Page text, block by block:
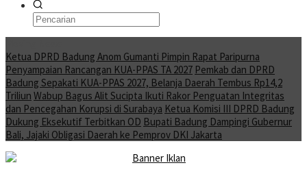
Ketua DPRD Badung Anom Gumanti Pimpin Rapat Paripurna
Penyampaian Rancangan KUA-PPAS TA 2027 Pemkab dan DPRD
Badung Sepakati KUA-PPAS 2027, Belanja Daerah Tembus Rp14,2
Triliun Wabup Bagus Alit Sucipta Ikuti Rakor Penguatan Integritas
dan Pencegahan Korupsi di Surabaya Ketua Komisi III DPRD Badung
Dukung Eksekutif Terbitkan OD Bupati Badung Dampingi Gubernur
Bali, Jajaki Obligasi Daerah ke Pemprov DKI Jakarta